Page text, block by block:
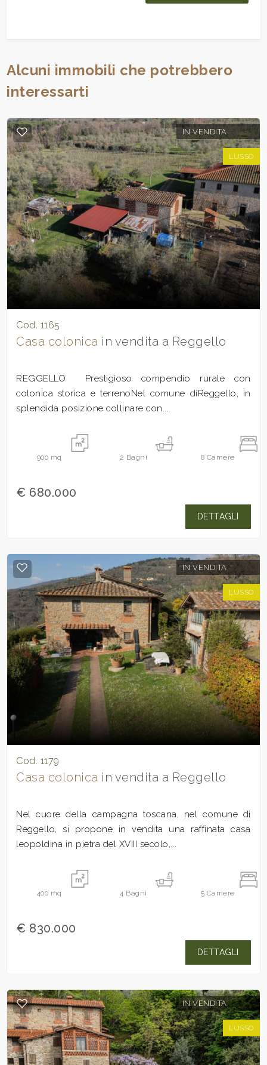
Alcuni immobili che potrebbero
interessarti
IN VENDITA
LUSSO
Cod. 1165
Casa colonica in vendita a Reggello
REGGELLO  Prestigioso compendio rurale con
colonica storica e terrenoNel comune diReggello, in
splendida posizione collinare con...
900 mq 2 Bagni 8 Camere
€ 680.000
DETTAGLI
IN VENDITA
LUSSO
Cod. 1179
Casa colonica in vendita a Reggello
Nel cuore della campagna toscana, nel comune di
Reggello, si propone in vendita una raffinata casa
leopoldina in pietra del XVIII secolo,...
400 mq 4 Bagni 5 Camere
€ 830.000
DETTAGLI
IN VENDITA
LUSSO